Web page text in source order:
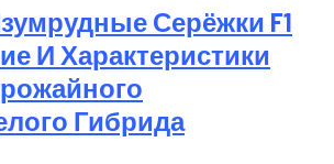
Серёжки F1
И Характеристики
Гибрида